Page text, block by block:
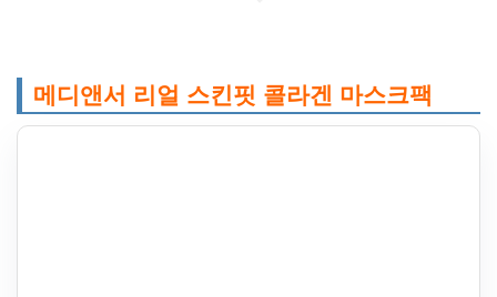
메디앤서 리얼 스킨핏 콜라겐 마스크팩